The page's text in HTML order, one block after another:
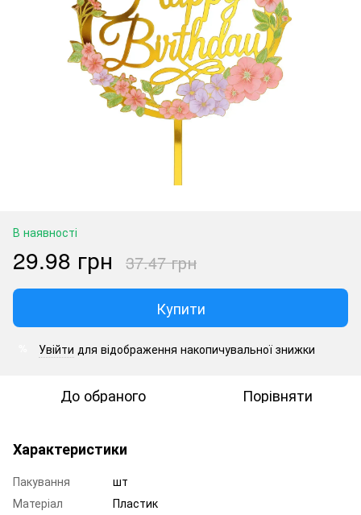
В наявності
29.98 грн 37.47 грн
Купити
Увійти для відображення накопичувальної знижки
До обраного Порівняти
Характеристики
Пакування
шт
Матеріал
Пластик